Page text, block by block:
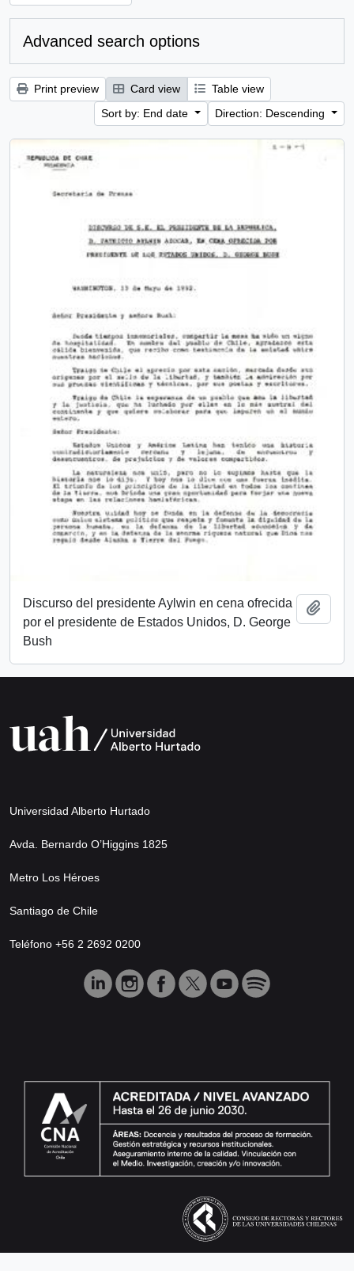
Advanced search options
Print preview Card view
Table view
Sort by: End date
Direction: Descending
Discurso del presidente Aylwin en cena ofrecida
por el presidente de Estados Unidos, D. George
Bush
Universidad Alberto Hurtado
Avda. Bernardo O’Higgins 1825
Metro Los Héroes
Santiago de Chile
Teléfono +56 2 2692 0200